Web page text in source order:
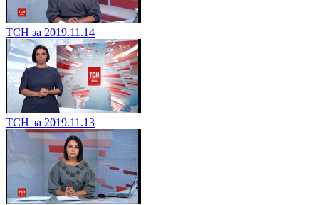
ТСН за 2019.11.14
ТСН за 2019.11.13